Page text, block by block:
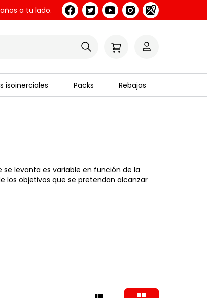
a tu lado.
isoinerciales Packs Rebajas
levanta es variable en función de la
los objetivos que se pretendan alcanzar